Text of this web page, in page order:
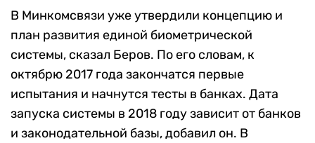
В Минкомсвязи уже утвердили концепцию и
план развития единой биометрической
системы, сказал Беров. По его словам, к
октябрю 2017 года закончатся первые
испытания и начнутся тесты в банках. Дата
запуска системы в 2018 году зависит от банков
и законодательной базы, добавил он. В